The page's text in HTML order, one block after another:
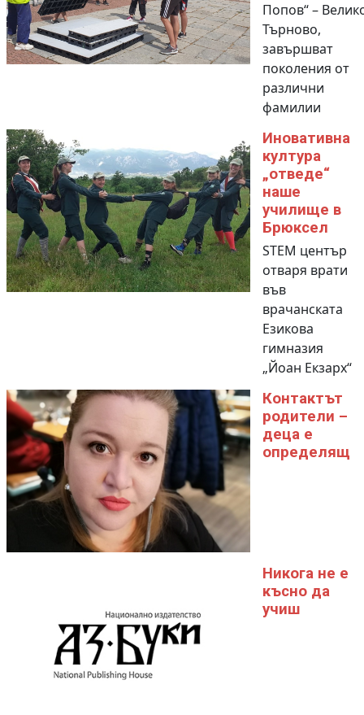
Попов“ –
Търново,
завършват
поколения от
различни
фамилии
Иновативна
култура
„отведе“
наше
училище в
Брюксел
STEM център
отваря врати
във
врачанската
Езикова
гимназия
„Йоан Екзарх“
Контактът
родители –
деца е
определящ
Никога не е
късно да
учиш